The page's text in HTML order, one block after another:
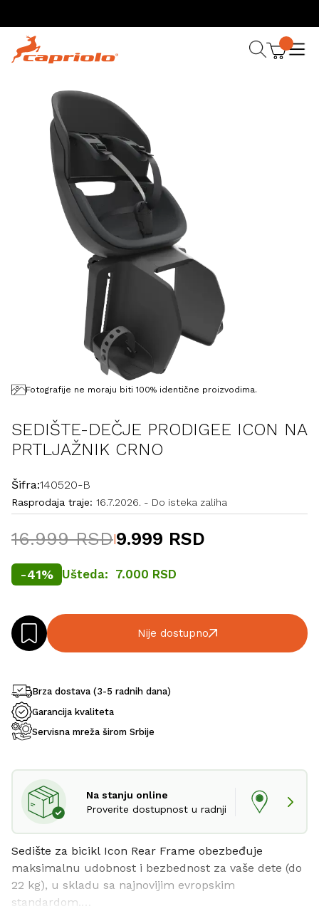
Fotografije ne moraju biti 100% identične proizvodima.
SEDIŠTE-DEČJE PRODIGEE ICON NA
PRTLJAŽNIK CRNO
Šifra:140520-B
Rasprodaja traje: 16.7.2026. - Do isteka zaliha
16.999 RSD|9.999 RSD
-41% Ušteda: 7.000 RSD
Nije dostupno
Brza dostava (3-5 radnih dana)
Garancija kvaliteta
Servisna mreža širom Srbije
Na stanju online
Proverite dostupnost u radnji
Sedište za bicikl Icon Rear Frame obezbeđuje
maksimalnu udobnost i bezbednost za vaše dete (do
22 kg), u skladu sa najnovijim evropskim
standardom.